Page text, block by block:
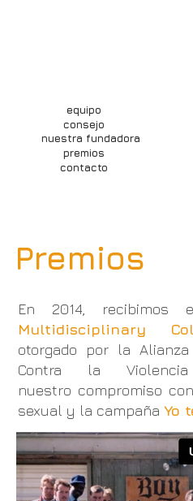
equipo
consejo
nuestra fundadora
premios
contacto
Premios
En 2014, recibimos
Multidisciplinary
otorgado por la
Contra la
nuestro compromiso
sexual y la campaña Yo